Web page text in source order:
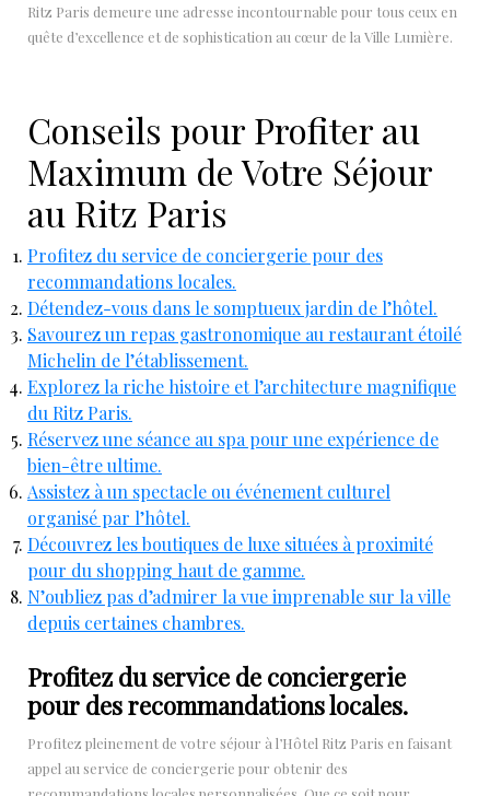
Ritz Paris demeure une adresse incontournable pour tous ceux en
quête d’excellence et de sophistication au cœur de la Ville Lumière.
Conseils pour Profiter au
Maximum de Votre Séjour
au Ritz Paris
Profitez du service de conciergerie pour des
recommandations locales.
Détendez-vous dans le somptueux jardin de l’hôtel.
Savourez un repas gastronomique au restaurant étoilé
Michelin de l’établissement.
Explorez la riche histoire et l’architecture magnifique
du Ritz Paris.
Réservez une séance au spa pour une expérience de
bien-être ultime.
Assistez à un spectacle ou événement culturel
organisé par l’hôtel.
Découvrez les boutiques de luxe situées à proximité
pour du shopping haut de gamme.
N’oubliez pas d’admirer la vue imprenable sur la ville
depuis certaines chambres.
Profitez du service de conciergerie
pour des recommandations locales.
Profitez pleinement de votre séjour à l’Hôtel Ritz Paris en faisant
appel au service de conciergerie pour obtenir des